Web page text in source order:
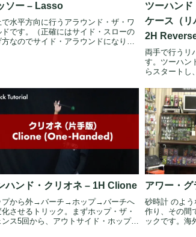
ソー – Lasso
で水平方向に行うアラウンド・ザ・ワ
ドです。（正確にはサイド・スローの
なのでサイド・アラウンドになりま
ツーハン
ケース（リ
2H
Screw)
両手で行うリ
す。ツーハン
らスタートし
ハンド・クリオネ – 1H Clione
プから外→バーチ→ホップ→バーチへ
化させるトリック。まずホップ・ザ・
ンス5回から、アウトサイド・ホップを
アワー・
砂時計 のよ
作り、その間
ックです。海